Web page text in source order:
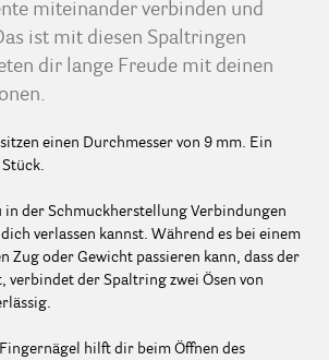
miteinander verbinden und
ist mit diesen Spaltringen
dir lange Freude mit deinen
einen Durchmesser von 9 mm. Ein
in der Schmuckherstellung Verbindungen
verlassen kannst. Während es bei einem
Zug oder Gewicht passieren kann, dass der
verbindet der Spaltring zwei Ösen von
hilft dir beim Öffnen des